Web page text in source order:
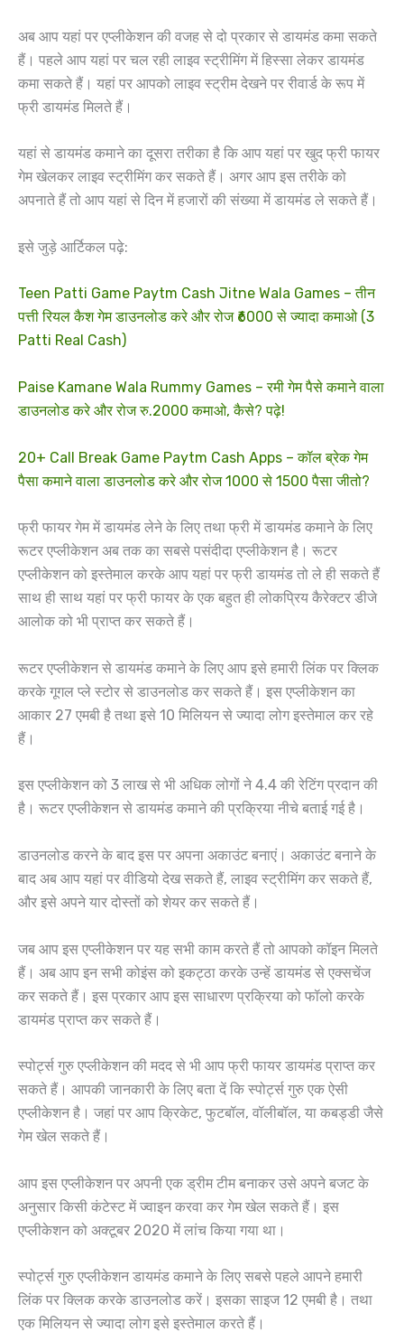
अब आप यहां पर एप्लीकेशन की वजह से दो प्रकार से डायमंड कमा सकते
हैं। पहले आप यहां पर चल रही लाइव स्ट्रीमिंग में हिस्सा लेकर डायमंड
कमा सकते हैं। यहां पर आपको लाइव स्ट्रीम देखने पर रीवार्ड के रूप में
फ्री डायमंड मिलते हैं।
यहां से डायमंड कमाने का दूसरा तरीका है कि आप यहां पर खुद फ्री फायर
गेम खेलकर लाइव स्ट्रीमिंग कर सकते हैं। अगर आप इस तरीके को
अपनाते हैं तो आप यहां से दिन में हजारों की संख्या में डायमंड ले सकते हैं।
इसे जुड़े आर्टिकल पढ़े:
Teen Patti Game Paytm Cash Jitne Wala Games – तीन
पत्ती रियल कैश गेम डाउनलोड करे और रोज ₹6000 से ज्यादा कमाओ (3
Patti Real Cash)
Paise Kamane Wala Rummy Games – रमी गेम पैसे कमाने वाला
डाउनलोड करे और रोज रु.2000 कमाओ, कैसे? पढ़े!
20+ Call Break Game Paytm Cash Apps – कॉल ब्रेक गेम
पैसा कमाने वाला डाउनलोड करे और रोज 1000 से 1500 पैसा जीतो?
फ्री फायर गेम में डायमंड लेने के लिए तथा फ्री में डायमंड कमाने के लिए
रूटर एप्लीकेशन अब तक का सबसे पसंदीदा एप्लीकेशन है। रूटर
एप्लीकेशन को इस्तेमाल करके आप यहां पर फ्री डायमंड तो ले ही सकते हैं
साथ ही साथ यहां पर फ्री फायर के एक बहुत ही लोकप्रिय कैरेक्टर डीजे
आलोक को भी प्राप्त कर सकते हैं।
रूटर एप्लीकेशन से डायमंड कमाने के लिए आप इसे हमारी लिंक पर क्लिक
करके गूगल प्ले स्टोर से डाउनलोड कर सकते हैं। इस एप्लीकेशन का
आकार 27 एमबी है तथा इसे 10 मिलियन से ज्यादा लोग इस्तेमाल कर रहे
हैं।
इस एप्लीकेशन को 3 लाख से भी अधिक लोगों ने 4.4 की रेटिंग प्रदान की
है। रूटर एप्लीकेशन से डायमंड कमाने की प्रक्रिया नीचे बताई गई है।
डाउनलोड करने के बाद इस पर अपना अकाउंट बनाएं। अकाउंट बनाने के
बाद अब आप यहां पर वीडियो देख सकते हैं, लाइव स्ट्रीमिंग कर सकते हैं,
और इसे अपने यार दोस्तों को शेयर कर सकते हैं।
जब आप इस एप्लीकेशन पर यह सभी काम करते हैं तो आपको कॉइन मिलते
हैं। अब आप इन सभी कोइंस को इकट्ठा करके उन्हें डायमंड से एक्सचेंज
कर सकते हैं। इस प्रकार आप इस साधारण प्रक्रिया को फॉलो करके
डायमंड प्राप्त कर सकते हैं।
स्पोर्ट्स गुरु एप्लीकेशन की मदद से भी आप फ्री फायर डायमंड प्राप्त कर
सकते हैं। आपकी जानकारी के लिए बता दें कि स्पोर्ट्स गुरु एक ऐसी
एप्लीकेशन है। जहां पर आप क्रिकेट, फुटबॉल, वॉलीबॉल, या कबड्डी जैसे
गेम खेल सकते हैं।
आप इस एप्लीकेशन पर अपनी एक ड्रीम टीम बनाकर उसे अपने बजट के
अनुसार किसी कंटेस्ट में ज्वाइन करवा कर गेम खेल सकते हैं। इस
एप्लीकेशन को अक्टूबर 2020 में लांच किया गया था।
स्पोर्ट्स गुरु एप्लीकेशन डायमंड कमाने के लिए सबसे पहले आपने हमारी
लिंक पर क्लिक करके डाउनलोड करें। इसका साइज 12 एमबी है। तथा
एक मिलियन से ज्यादा लोग इसे इस्तेमाल करते हैं।